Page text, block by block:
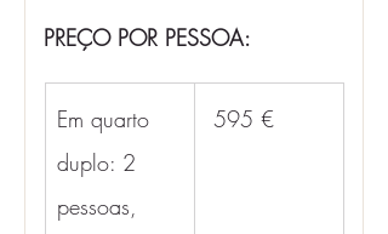
PREÇO POR PESSOA:
Em quarto
duplo: 2
pessoas,
595 €